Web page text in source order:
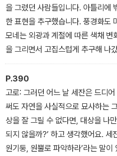
요. 루이 르루아도 비난만 했다면 스
아요. 아무튼 그가 쓴 기사에는 이
진실을 알면 인상이 달라진다!? 인
작을 그린 이유
을 그렸던 사람들입니다. 아틀리에
한 표현을 추구했습니다. 풍경화도
모네는 외광과 계절에 따른 색채
을 그리면서 고집스럽게 추구해 나
까요? <에투알>을 밖에서 그렸을
어시: 아니었겠죠.
고로: 당연히 실내에서 그렸습니다.
니까요. 관련 책을 보면 드가는 유전
고 하는데, 어쨌든 눈 질환이 있어서
래서 실내에서 당시 새롭게 등장한
- 제11장 인상파의 이단아, 드가의
P.390
고로: 그러던 어느 날 세잔은 드디
써도 자연을 사실적으로 묘사하는
상을 잘 그릴 수 없다면, 대상을 나
되지 않을까?’ 하고 생각했어요. 세
원기둥, 원뿔로 파악하라’라는 말이